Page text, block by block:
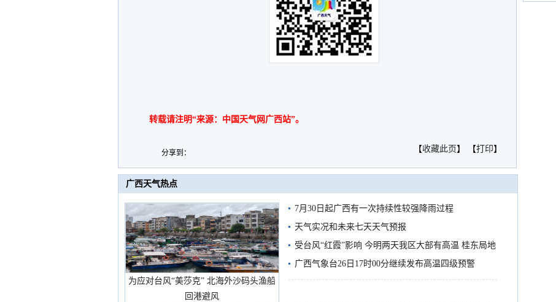
转载请注明“来源：中国天气网广西站”。
分享到： 【收藏此页 】 【打印】
广西天气热点
为应对台风“美莎克” 北海外沙码头渔船
回港避风
7月30日起广西有一次持续性较强降雨过程
天气实况和未来七天天气预报
受台风“红霞”影响 今明两天我区大部有高温 桂东局地
有较强降雨
广西气象台26日17时00分继续发布高温四级预警